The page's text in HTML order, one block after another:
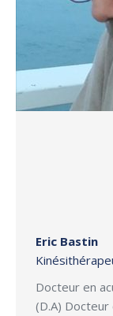
Eric Bastin
Docteur en
(D.A) Docteur